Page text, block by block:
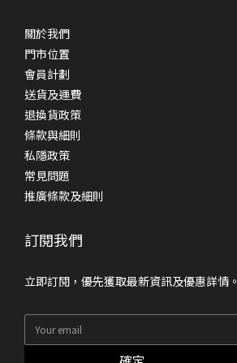
關於我們
門市位置
會員計劃
送貨及運費
退換貨政策
條款與細則
私隱政策
常見問題
推廣條款及細則
訂閱我們
立即訂閱，優先獲取最新資訊及優惠詳情。